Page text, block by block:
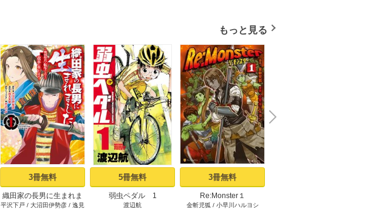
もっと見る
3冊無料
織田家の長男に生まれま
した～戦国時代に転生し
平沢下戸 / 大沼田伊勢彦 / 逸見
5冊無料
弱虫ペダル 1
渡辺航
3冊無料
Re:Monster１
金斬児狐 / 小早川ハルヨシ
N
e
x
t